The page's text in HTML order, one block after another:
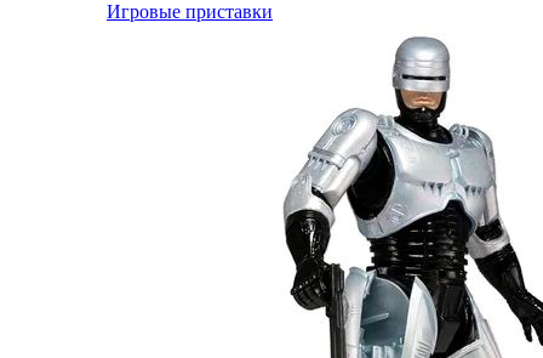
Игровые приставки